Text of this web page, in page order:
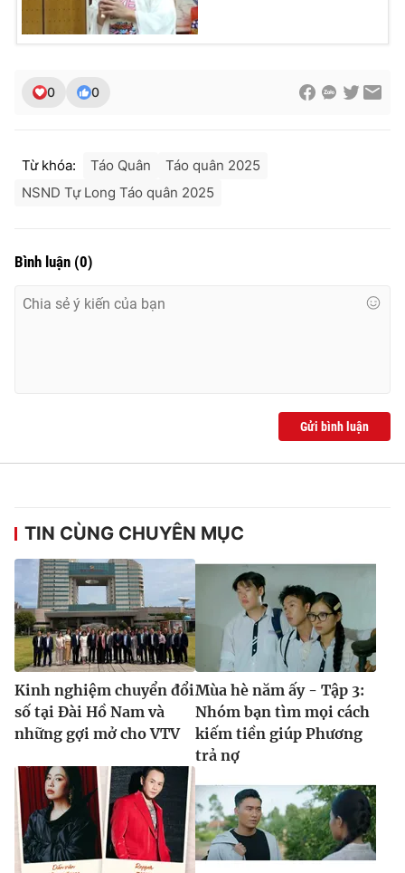
0 0
Từ khóa: Táo Quân
Táo quân 2025
NSND Tự Long Táo quân 2025
Bình luận (0)
Gửi bình luận
TIN CÙNG CHUYÊN MỤC
Kinh nghiệm chuyển đổi
số tại Đài Hồ Nam và
những gợi mở cho VTV
Mùa hè năm ấy - Tập 3:
Nhóm bạn tìm mọi cách
kiếm tiền giúp Phương
trả nợ